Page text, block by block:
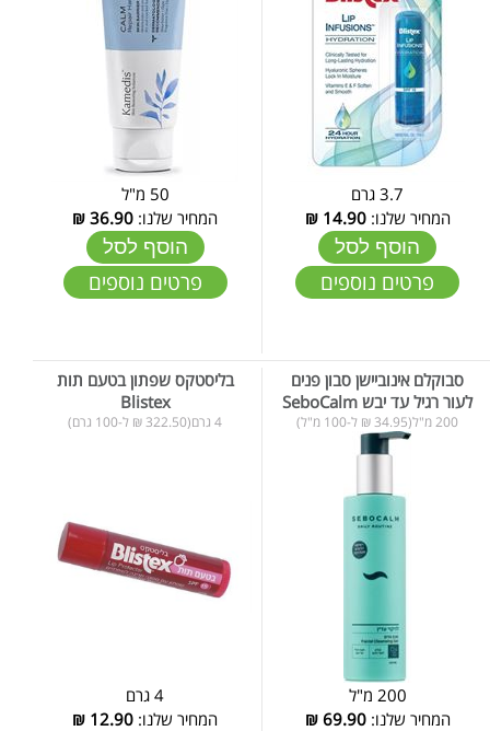
3.7 גרם
המחיר שלנו:14.90
₪
הוסף לסל
פרטים נוספים
50 מ"ל
המחיר שלנו: 36.90
₪
הוסף לסל
פרטים נוספים
סבוקלם אינוביישן סבון פנים
לעור רגיל עד יבש SeboCalm
200 מ"ל(34.95 ₪ ל-100 מ"ל)
200 מ"ל
המחיר שלנו:69.90
₪
בליסטקס שפתון בטעם תות
Blistex
4 גרם(322.50 ₪ ל-100 גרם)
4 גרם
המחיר שלנו: 12.90
₪